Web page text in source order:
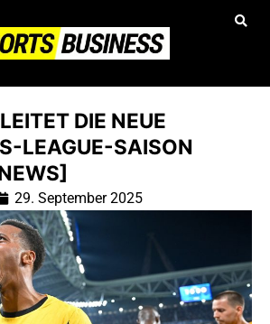
DIE NEUE
LEAGUE-SAISON
29. September 2025